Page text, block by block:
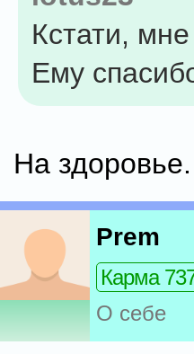
Кстати,
Ему
На
Prem
Карма
О себе